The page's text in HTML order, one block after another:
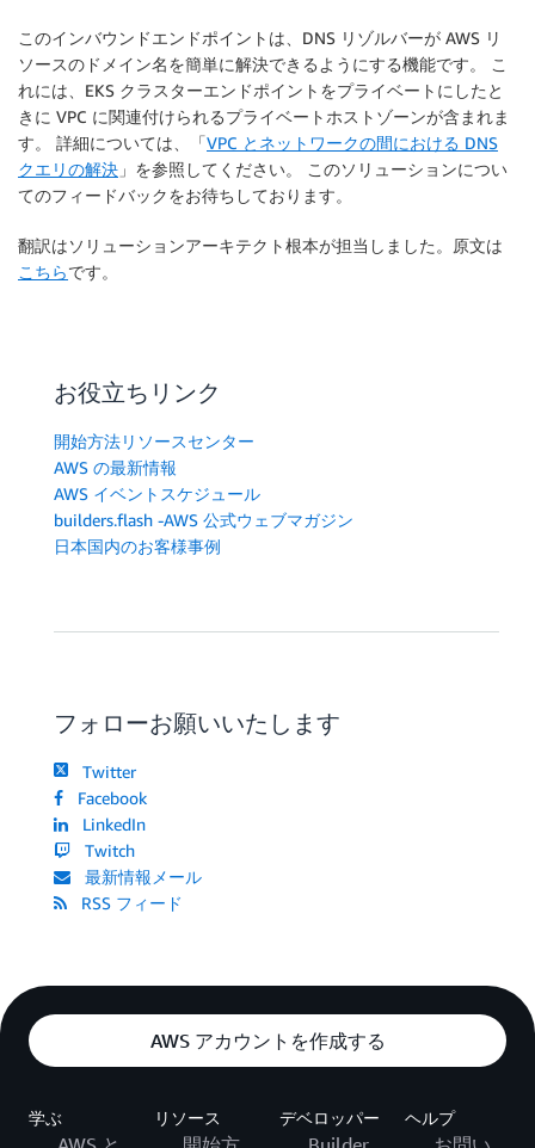
このインバウンドエンドポイントは、DNS リゾルバーが AWS リ
ソースのドメイン名を簡単に解決できるようにする機能です。 こ
れには、EKS クラスターエンドポイントをプライベートにしたと
きに VPC に関連付けられるプライベートホストゾーンが含まれま
す。 詳細については、「VPC とネットワークの間における DNS
クエリの解決 」を参照してください。 このソリューションについ
てのフィードバックをお待ちしております。
翻訳はソリューションアーキテクト根本が担当しました。原文は
こちらです。
お役立ちリンク
開始方法リソースセンター
AWS の最新情報
AWS イベントスケジュール
builders.flash -AWS 公式ウェブマガジン
日本国内のお客様事例
フォローお願いいたします
Twitter
Facebook
LinkedIn
Twitch
最新情報メール
RSS フィード
AWS アカウントを作成する
学ぶ リソース デベロッパー ヘルプ